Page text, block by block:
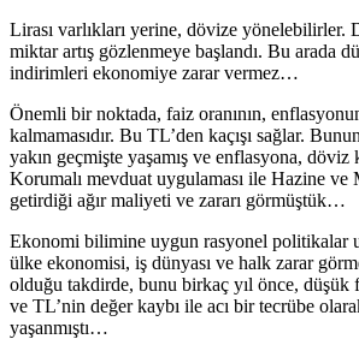
Lirası varlıkları yerine, dövize yönelebilirler.
miktar artış gözlenmeye başlandı. Bu arada
indirimleri ekonomiye zarar vermez…
Önemli bir noktada, faiz oranının,
kalmamasıdır. Bu TL’den kaçışı sağlar.
yakın geçmişte yaşamış ve enflasyona, döviz
Korumalı mevduat uygulaması ile Hazine ve
getirdiği ağır maliyeti ve zararı görmüştük…
Ekonomi bilimine uygun rasyonel politikalar
ülke ekonomisi, iş dünyası ve halk zarar
olduğu takdirde, bunu birkaç yıl önce, düşük
ve TL’nin değer kaybı ile acı bir tecrübe
yaşanmıştı…